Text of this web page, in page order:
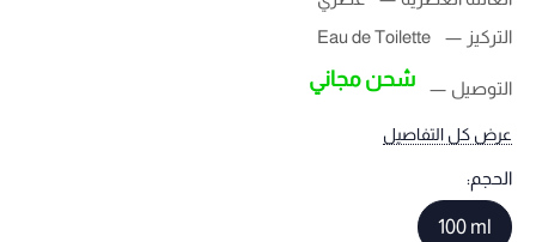
التركيز
Eau de Toilette
التوصيل شحن مجاني
عرض كل التفاصيل
الحجم:
100 ml